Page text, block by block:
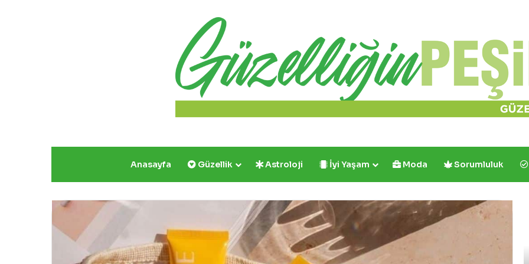
Anasayfa Güzellik Astroloji İyi Yaşam Moda Sorumluluk
Regalien
Lüksle
Buluştuğu
Yves
Rocher’den
Saçlarınıza
Etkin
ve